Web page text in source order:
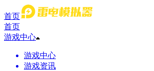
首页
首页
游戏中心
游戏中心
游戏资讯